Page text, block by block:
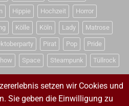
Hippie Hochzeit Horror
Kölle Köln Lady Matrose
Pirat Pop Pride
Space Steampunk Tüllrock
setzen wir Cookies und
Sie geben die Einwilligung zu